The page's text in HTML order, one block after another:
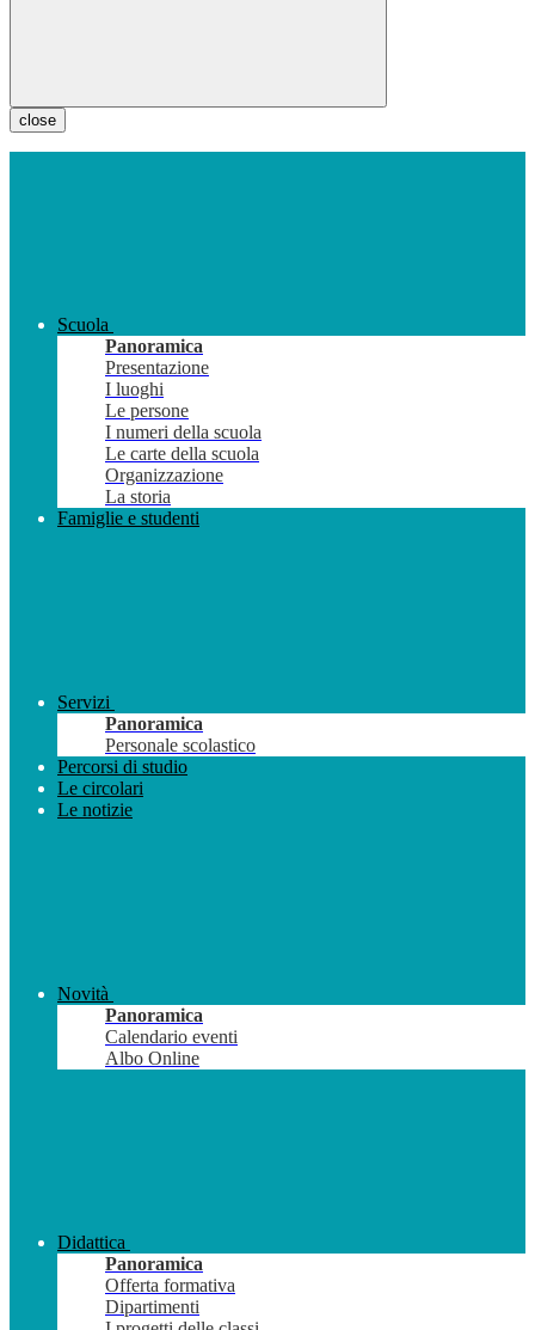
close
Scuola
Panoramica
Presentazione
I luoghi
Le persone
I numeri della scuola
Le carte della scuola
Organizzazione
La storia
Famiglie e studenti
Servizi
Panoramica
Personale scolastico
Percorsi di studio
Le circolari
Le notizie
Novità
Panoramica
Calendario eventi
Albo Online
Didattica
Panoramica
Offerta formativa
Dipartimenti